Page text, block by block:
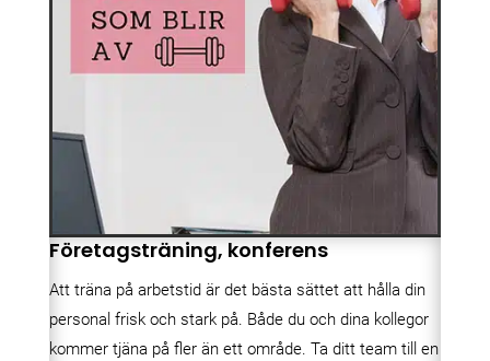
Företagsträning, konferens
Att träna på arbetstid är det bästa sättet att hålla din
personal frisk och stark på. Både du och dina kollegor
kommer tjäna på fler än ett område. Ta ditt team till en